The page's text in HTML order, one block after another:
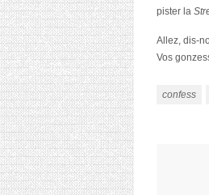
pister la
Allez, dis-
Vos
confess